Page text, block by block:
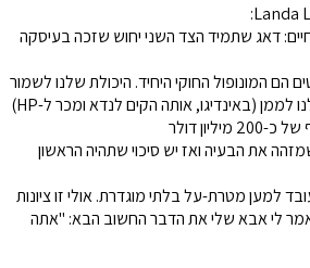
דאג שתמיד הצד השני יחוש שזכה בעיסקה
הם המונופול החוקי היחיד. היכולת שלנו לשמור
את הפטנטים שלנו איפשר לנו לממן (באינדיגו, אותה הקים לנדא ומכר ל-HP)
את הבעיה ואז יש סיכוי שתהיה הראשון
למען מטרת-על בלתי מוגדרת. אולי זו ציונות
לי אבא שלי את הדבר החשוב הבא: "אתה